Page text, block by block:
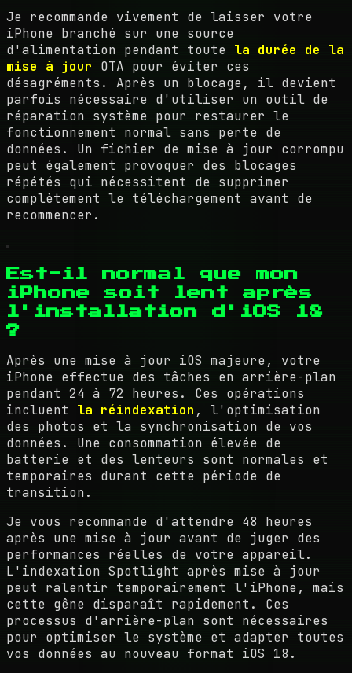
Je recommande vivement de laisser votre
iPhone branché sur une source
d'alimentation pendant toute la durée de la
mise à jour OTA pour éviter ces
désagréments. Après un blocage, il devient
parfois nécessaire d'utiliser un outil de
réparation système pour restaurer le
fonctionnement normal sans perte de
données. Un fichier de mise à jour corrompu
peut également provoquer des blocages
répétés qui nécessitent de supprimer
complètement le téléchargement avant de
recommencer.
Est-il normal que mon
iPhone soit lent après
l'installation d'iOS 18
?
Après une mise à jour iOS majeure, votre
iPhone effectue des tâches en arrière-plan
pendant 24 à 72 heures. Ces opérations
incluent la réindexation , l'optimisation
des photos et la synchronisation de vos
données. Une consommation élevée de
batterie et des lenteurs sont normales et
temporaires durant cette période de
transition.
Je vous recommande d'attendre 48 heures
après une mise à jour avant de juger des
performances réelles de votre appareil.
L'indexation Spotlight après mise à jour
peut ralentir temporairement l'iPhone, mais
cette gêne disparaît rapidement. Ces
processus d'arrière-plan sont nécessaires
pour optimiser le système et adapter toutes
vos données au nouveau format iOS 18.